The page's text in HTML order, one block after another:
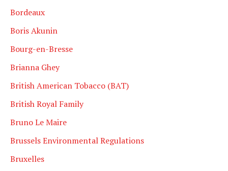
Bordeaux
Boris Akunin
Bourg-en-Bresse
Brianna Ghey
British American Tobacco (BAT)
British Royal Family
Bruno Le Maire
Brussels Environmental Regulations
Bruxelles